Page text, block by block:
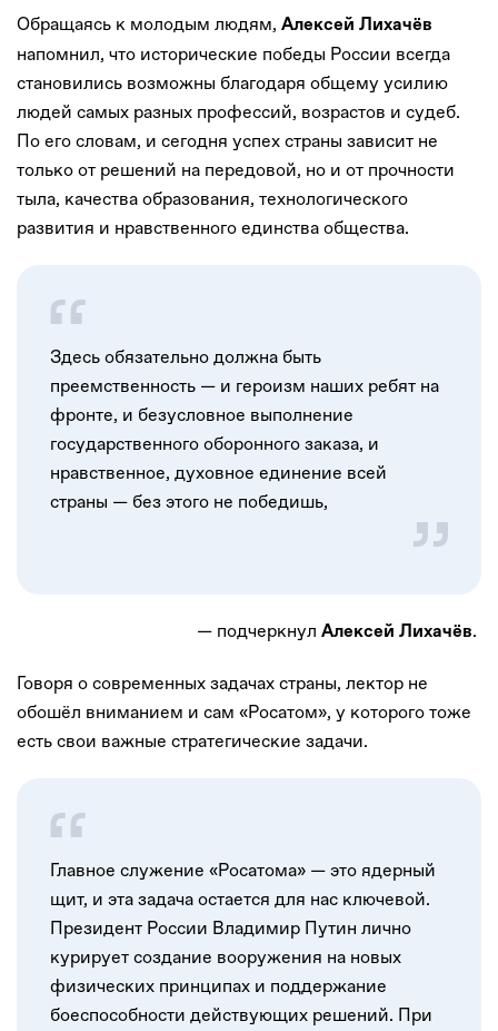
Обращаясь к молодым людям, Алексей Лихачёв
напомнил, что исторические победы России всегда
становились возможны благодаря общему усилию
людей самых разных профессий, возрастов и судеб.
По его словам, и сегодня успех страны зависит не
только от решений на передовой, но и от прочности
тыла, качества образования, технологического
развития и нравственного единства общества.
Здесь обязательно должна быть
преемственность — и героизм наших ребят на
фронте, и безусловное выполнение
государственного оборонного заказа, и
нравственное, духовное единение всей
страны — без этого не победишь,
— подчеркнул Алексей Лихачёв.
Говоря о современных задачах страны, лектор не
обошёл вниманием и сам «Росатом», у которого тоже
есть свои важные стратегические задачи.
Главное служение «Росатома» — это ядерный
щит, и эта задача остается для нас ключевой.
Президент России Владимир Путин лично
курирует создание вооружения на новых
физических принципах и поддержание
боеспособности действующих решений. При